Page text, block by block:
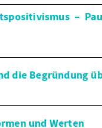
–
die Begründung
und Werten